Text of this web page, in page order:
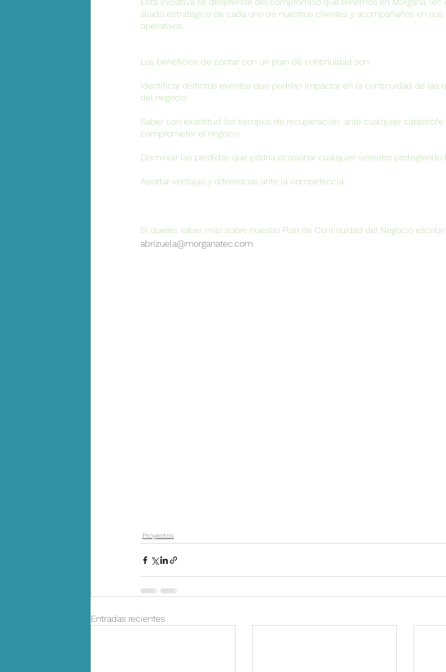
aliado estratégico de cada uno de nuestros clientes y acompañarlos en sus
operativos.
Los beneficios de contar con un plan de continuidad son:
Identificar distintos eventos que podrían impactar en la continuidad de las
del negocio.
Saber con exactitud los tiempos de recuperación  ante cualquier catástrofe
comprometer el negocio.
Disminuir las pérdidas que podría ocasionar cualquier siniestro protegiendo
Aportar ventajas y diferencias ante la competencia.
Si querés saber más sobre nuestro Plan de Continuidad del Negocio
abrizuela@morganatec.com
Proyectos
Entradas recientes